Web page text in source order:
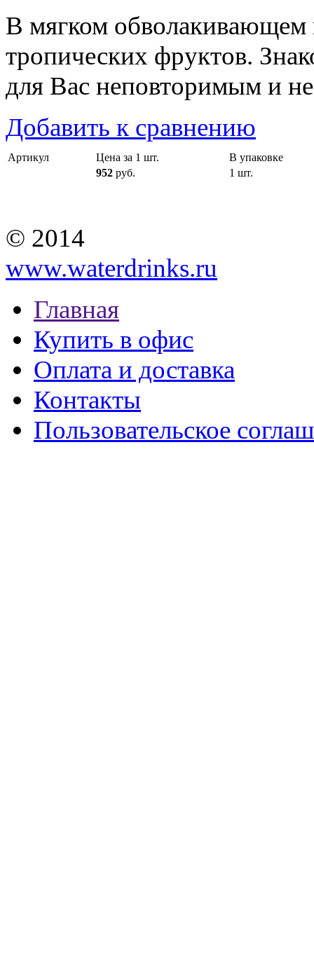
В мягком обволакивающем
тропических фруктов.
для Вас неповторимым и
Добавить к сравнению
Артикул Цена за 1 шт.
В упаковке
952 руб. 1 шт.
© 2014
www.waterdrinks.ru
Главная
Купить в офис
Оплата и доставка
Контакты
Пользовательское